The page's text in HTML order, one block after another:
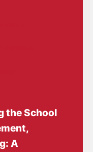
the School
A